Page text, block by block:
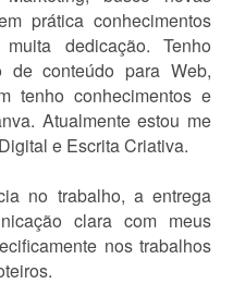
prática conhecimentos
dedicação. Tenho
de conteúdo para Web,
tenho conhecimentos e
Atualmente estou me
e Escrita Criativa.
no trabalho, a entrega
clara com meus
nos trabalhos